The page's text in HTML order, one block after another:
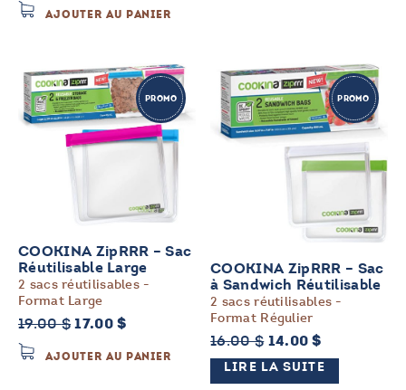
initial
actuel
AJOUTER AU PANIER
PROMO
COOKINA ZipRRR – Sac
Réutilisable Large
2 sacs réutilisables -
Format Large
19.00$ Le
initial
17.00$Le
actuel
AJOUTER AU PANIER
PROMO
COOKINA ZipRRR – Sac
à Sandwich Réutilisable
2 sacs réutilisables -
Format Régulier
16.00$ Le
prix
initial
14.00$Le
prix
actuel
LIRE LA SUITE